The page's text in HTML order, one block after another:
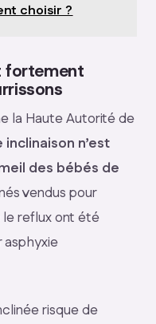
choisir ?
fortement
la Haute Autorité de
inclinaison n’est
des bébés de
vendus pour
reflux ont été
asphyxie
risque de